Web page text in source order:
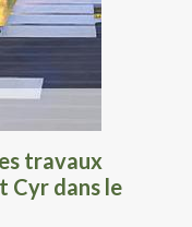
travaux
Cyr dans le